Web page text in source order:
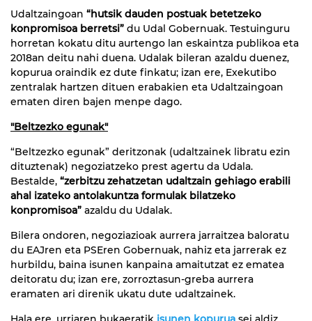
Udaltzaingoan “hutsik dauden postuak betetzeko
konpromisoa berretsi” du Udal Gobernuak. Testuinguru
horretan kokatu ditu aurtengo lan eskaintza publikoa eta
2018an deitu nahi duena. Udalak bileran azaldu duenez,
kopurua oraindik ez dute finkatu; izan ere, Exekutibo
zentralak hartzen dituen erabakien eta Udaltzaingoan
ematen diren bajen menpe dago.
"Beltzezko egunak"
“Beltzezko egunak” deritzonak (udaltzainek libratu ezin
dituztenak) negoziatzeko prest agertu da Udala.
Bestalde, “zerbitzu zehatzetan udaltzain gehiago erabili
ahal izateko antolakuntza formulak bilatzeko
konpromisoa” azaldu du Udalak.
Bilera ondoren, negoziazioak aurrera jarraitzea baloratu
du EAJren eta PSEren Gobernuak, nahiz eta jarrerak ez
hurbildu, baina isunen kanpaina amaitutzat ez ematea
deitoratu du; izan ere, zorroztasun-greba aurrera
eramaten ari direnik ukatu dute udaltzainek.